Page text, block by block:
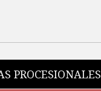
PROCESIONALES